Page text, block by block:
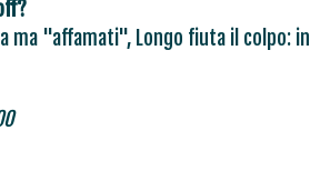
ma "affamati", Longo fiuta il colpo: in